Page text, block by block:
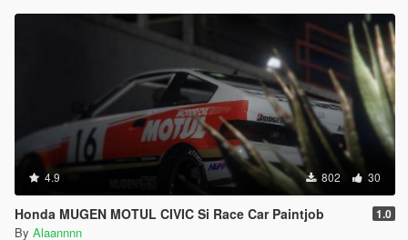
4.9 802 30
Honda MUGEN MOTUL CIVIC Si Race Car Paintjob 1.0
By Alaannnn